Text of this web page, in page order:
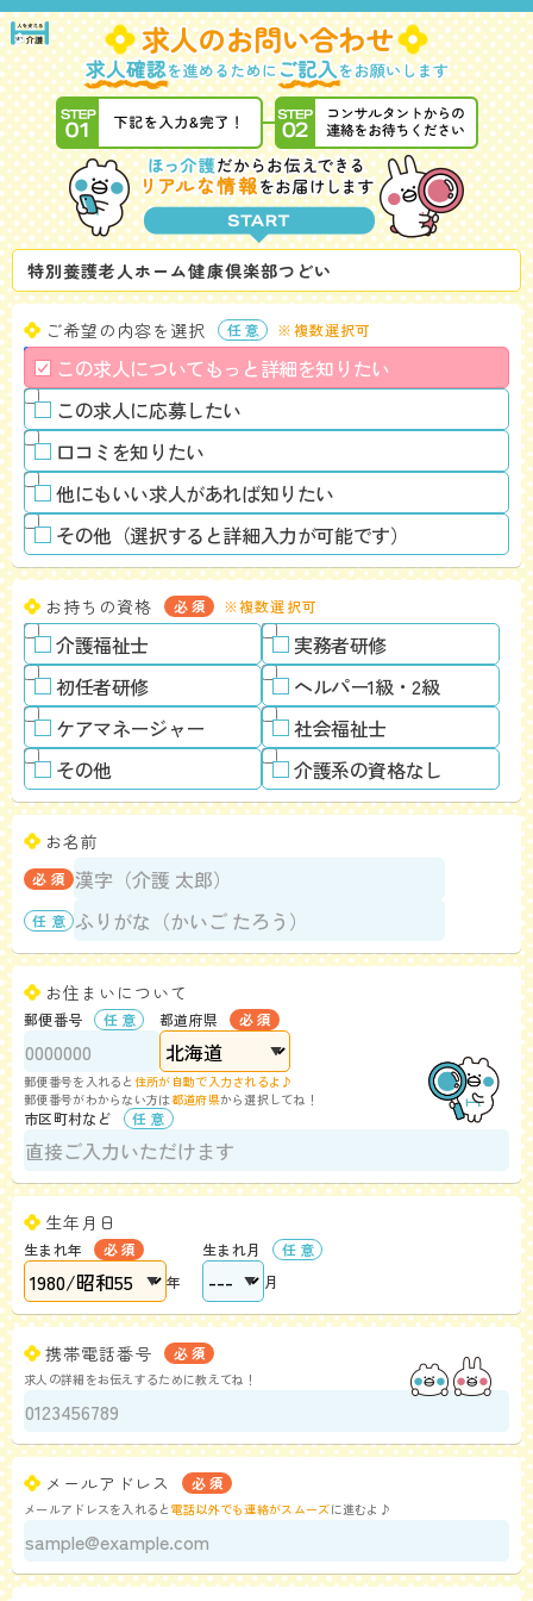
特別養護老人ホーム健康倶楽部つどい
ご希望の内容を選択 ※複数選択可
この求人についてもっと詳細を知りたい
この求人に応募したい
口コミを知りたい
他にもいい求人があれば知りたい
その他（選択すると詳細入力が可能です）
お持ちの資格 ※複数選択可
介護福祉士
実務者研修
初任者研修
ヘルパー1級・2級
ケアマネージャー
社会福祉士
その他
介護系の資格なし
お名前
お住まいについて
郵便番号 都道府県
市区町村など
郵便番号を入れると 住所が自動で入力されるよ♪
郵便番号がわからない方は都道府県から選択してね！
生年月日
生まれ年
年
生まれ月
月
携帯電話番号
求人の詳細をお伝えするために教えてね！
メールアドレス
メールアドレスを入れると 電話以外でも連絡がスムーズに進むよ♪